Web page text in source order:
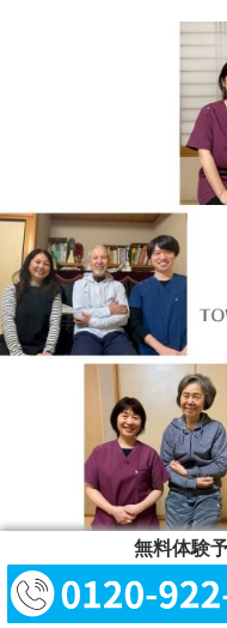
無料体験
⇒【患者